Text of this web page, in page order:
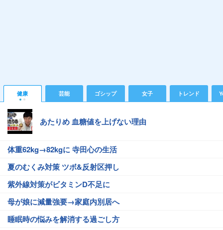
健康 芸能 ゴシップ 女子 トレンド
あたりめ 血糖値を上げない理由
体重62kg→82kgに 寺田心の生活
夏のむくみ対策 ツボ&反射区押し
紫外線対策がビタミンD不足に
母が娘に減量強要→家庭内別居へ
睡眠時の悩みを解消する過ごし方